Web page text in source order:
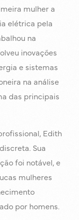
mulher a
elétrica pela
na
inovações
e sistemas
na análise
das principais
Edith
Sua
foi notável, e
mulheres
por homens.